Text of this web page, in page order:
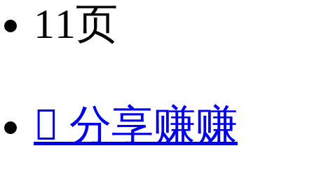
11页
 分享赚赚